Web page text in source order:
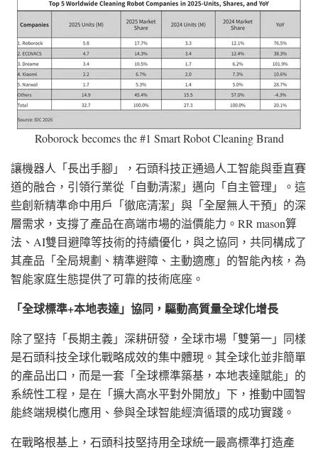
Roborock becomes the #1 Smart Robot Cleaning Brand
讓機器人「長出手腳」，石頭科技正通過人工智能與垂直賽
道的融合，引領行業從「自動清潔」邁向「自主管理」。這
些創新精準命中用戶「徹底清潔」與「全屋無人干預」的深
層需求，支撐了產品在高端市場的溢價能力。RR mason算
法、AI雙目避障等技術的持續優化，與之協同，共同構成了
其產品「全局規劃、精準避障、主動適應」的智能內核，為
智能家庭生態提供了可靠的技術底座。
「全球標準+本地表達」協同，驅動高質量全球化增長
除了堅持「長期主義」深耕研發，全球市場「雙第一」同樣
是石頭科技全球化戰略成效的集中體現。其全球化並非簡單
的產品出口，而是一套「全球標準築基，本地表達賦能」的
系統性工程，是在「擴大高水平對外開放」下，推動中國智
能終端規模化應用、參與全球智能經濟循環的成功實踐。
在戰略根基上，石頭科技堅持用全球統一最高標準打造產